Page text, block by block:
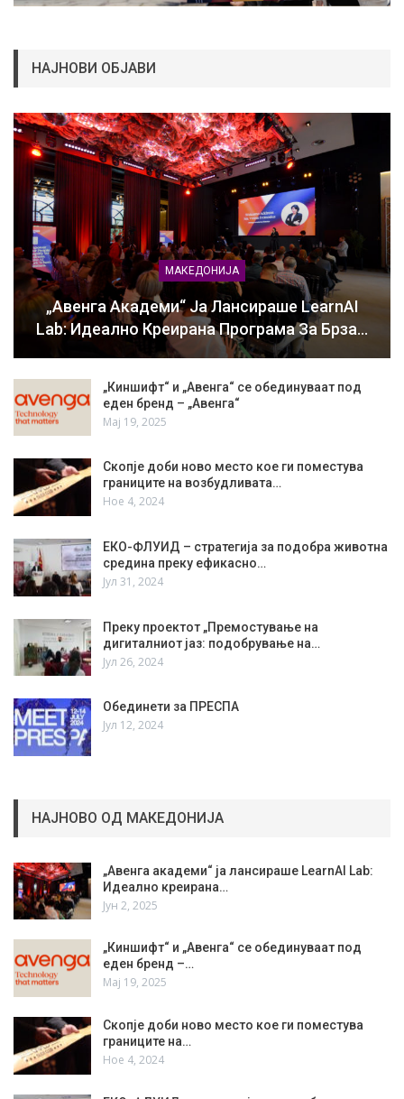
НАЈНОВИ ОБЈАВИ
МАКЕДОНИЈА
„Авенга Академи“ Ја Лансираше LearnAI
Lab: Идеално Креирана Програма За Брза…
„Киншифт“ и „Авенга“ се обединуваат под
еден бренд – „Авенга“
Мај 19, 2025
Скопје доби ново место кое ги поместува
границите на возбудливата…
Ное 4, 2024
ЕКО-ФЛУИД – стратегија за подобра животна
средина преку ефикасно…
Јул 31, 2024
Преку проектот „Премостување на
дигиталниот јаз: подобрување на…
Јул 26, 2024
Обединети за ПРЕСПА
Јул 12, 2024
НАЈНОВО ОД МАКЕДОНИЈА
„Авенга академи“ ја лансираше LearnAI Lab:
Идеално креирана…
Јун 2, 2025
„Киншифт“ и „Авенга“ се обединуваат под
еден бренд –…
Мај 19, 2025
Скопје доби ново место кое ги поместува
границите на…
Ное 4, 2024